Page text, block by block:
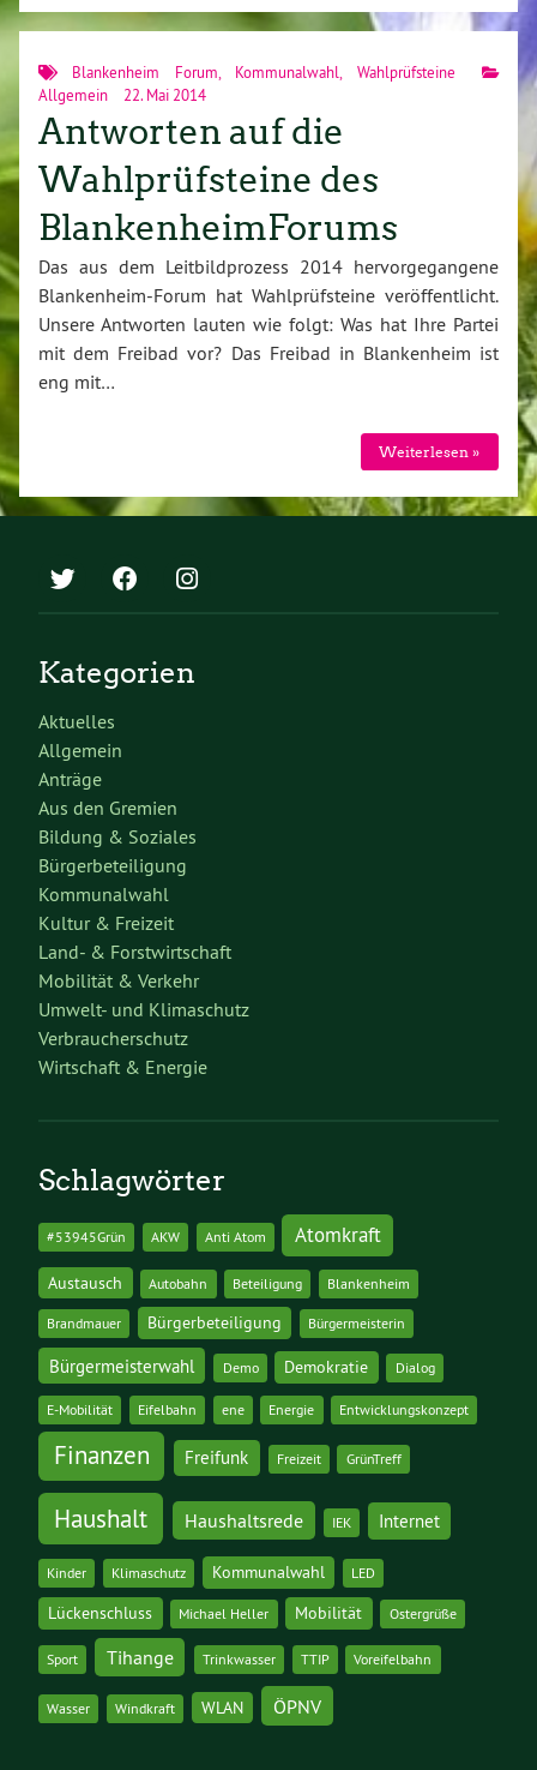
Blankenheim Forum Kommunalwahl
Wahlprüfsteine
Allgemein
22. Mai 2014
Antworten auf die
Wahlprüfsteine des
BlankenheimForums
Das aus dem Leitbildprozess 2014 hervorgegangene
Blankenheim-Forum hat Wahlprüfsteine veröffentlicht.
Unsere Antworten lauten wie folgt: Was hat Ihre Partei
mit dem Freibad vor? Das Freibad in Blankenheim ist
eng mit…
Weiterlesen »
Kategorien
Aktuelles
Allgemein
Anträge
Aus den Gremien
Bildung & Soziales
Bürgerbeteiligung
Kommunalwahl
Kultur & Freizeit
Land- & Forstwirtschaft
Mobilität & Verkehr
Umwelt- und Klimaschutz
Verbraucherschutz
Wirtschaft & Energie
Schlagwörter
#53945Grün AKW Anti Atom Atomkraft
Austausch Autobahn Beteiligung Blankenheim
Brandmauer Bürgerbeteiligung Bürgermeisterin
Bürgermeisterwahl Demo Demokratie Dialog
E-Mobilität Eifelbahn ene Energie Entwicklungskonzept
Finanzen Freifunk Freizeit GrünTreff
Haushalt Haushaltsrede IEK Internet
Kinder Klimaschutz Kommunalwahl LED
Lückenschluss Michael Heller Mobilität Ostergrüße
Sport Tihange Trinkwasser TTIP Voreifelbahn
Wasser Windkraft WLAN ÖPNV